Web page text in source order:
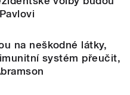
na neškodné látky,
systém přeučit,